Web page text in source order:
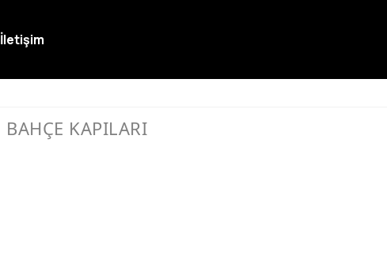
BAHÇE KAPILARI
İletişim